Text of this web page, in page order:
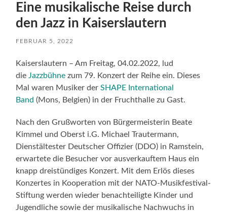
Eine musikalische Reise durch
den Jazz in Kaiserslautern
FEBRUAR 5, 2022
Kaiserslautern – Am Freitag, 04.02.2022, lud
die Jazzbühne zum 79. Konzert der Reihe ein. Dieses
Mal waren Musiker derSHAPE International
Band (Mons, Belgien) in der Fruchthalle zu Gast.
Nach den Grußworten von Bürgermeisterin Beate
Kimmel und Oberst i.G. Michael Trautermann,
Dienstältester Deutscher Offizier (DDO) in Ramstein,
erwartete die Besucher vor ausverkauftem Haus ein
knapp dreistündiges Konzert. Mit dem Erlös dieses
Konzertes in Kooperation mit der NATO-Musikfestival-
Stiftung werden wieder benachteiligte Kinder und
Jugendliche sowie der musikalische Nachwuchs in